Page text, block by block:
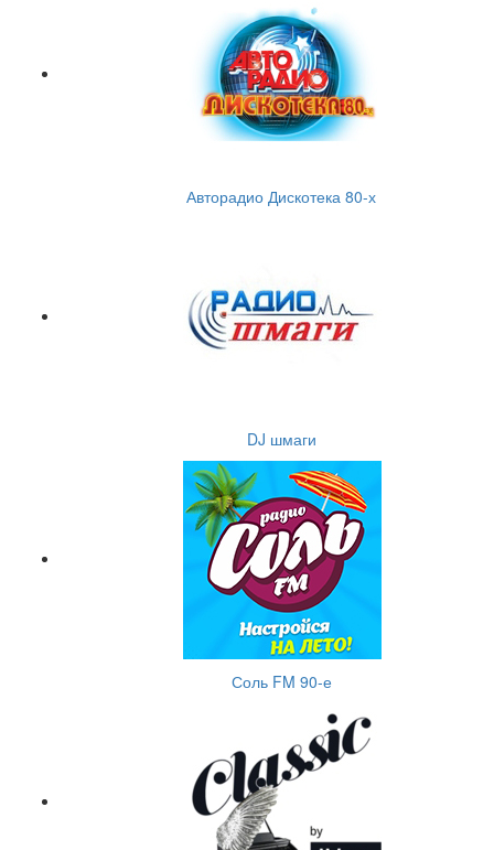
Авторадио Дискотека 80-х
DJ шмаги
Соль FM 90-е